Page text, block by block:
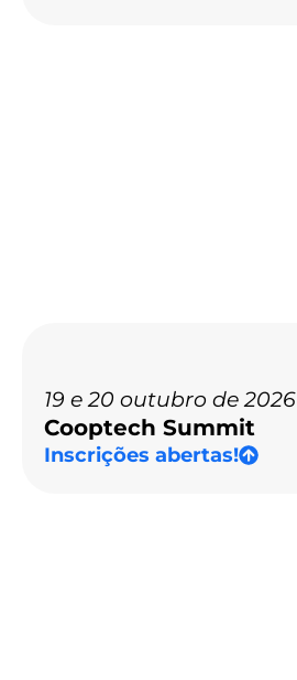
19 e 20 outubro de 2026
Cooptech Summit
Inscrições abertas!